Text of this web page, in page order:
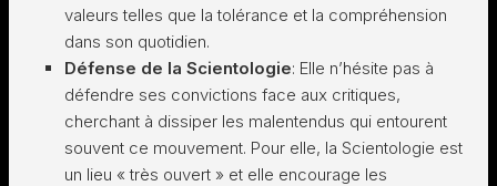
valeurs telles que la tolérance et la compréhension
dans son quotidien.
Défense de la Scientologie: Elle n’hésite pas à
défendre ses convictions face aux critiques,
cherchant à dissiper les malentendus qui entourent
souvent ce mouvement. Pour elle, la Scientologie est
un lieu « très ouvert » et elle encourage les